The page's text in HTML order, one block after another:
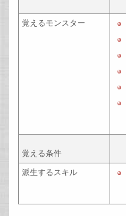
覚えるモンスター
覚える条件
派生するスキル